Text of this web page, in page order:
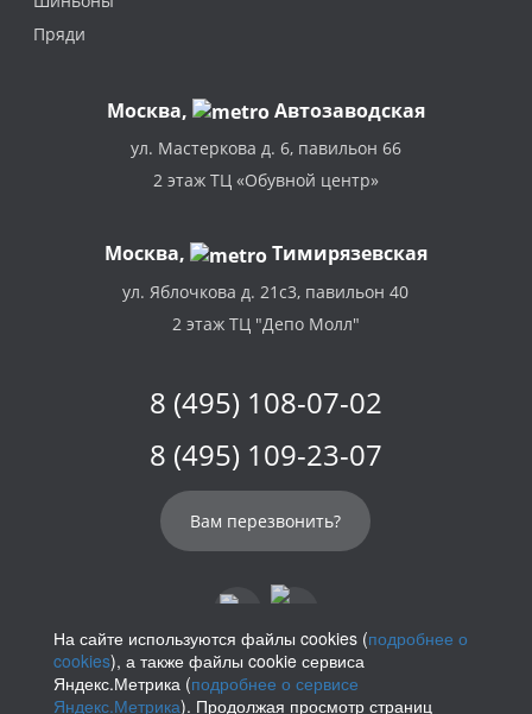
Пряди
Москва, Автозаводская
ул. Мастеркова д. 6, павильон 66
2 этаж ТЦ «Обувной центр»
Москва, Тимирязевская
ул. Яблочкова д. 21с3, павильон 40
2 этаж ТЦ "Депо Молл"
8 (495) 108-07-02
8 (495) 109-23-07
Вам перезвонить?
info@parikof.ru
На сайте используются файлы cookies (подробнее о
cookies), а также файлы cookie сервиса
Яндекс.Метрика (подробнее о сервисе
Яндекс.Метрика). Продолжая просмотр страниц